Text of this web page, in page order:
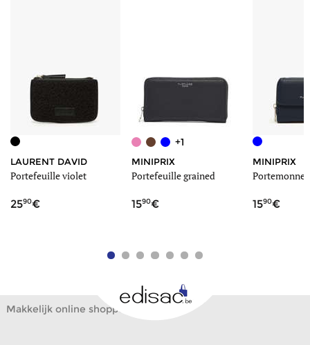
LAURENT DAVID
Portefeuille violet
2590
+1
MINIPRIX
Portefeuille grained
1590
MINIPRIX
1590
Makkelijk online shoppen